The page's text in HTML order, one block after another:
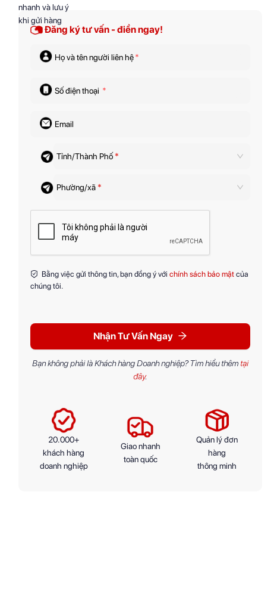
Đăng ký tư vấn - điền ngay!
Họ và tên người liên hệ*
Số điện thoại *
Email
Tỉnh/Thành Phố *
Phường/xã *
Bằng việc gửi thông tin, bạn đồng ý với chính sách bảo mật của
chúng tôi.
Nhận Tư Vấn Ngay
Bạn không phải là Khách hàng Doanh nghiệp? Tìm hiểu thêm tại
đây.
20.000+
khách hàng
doanh nghiệp
Giao nhanh
toàn quốc
Quản lý đơn
hàng
thông minh